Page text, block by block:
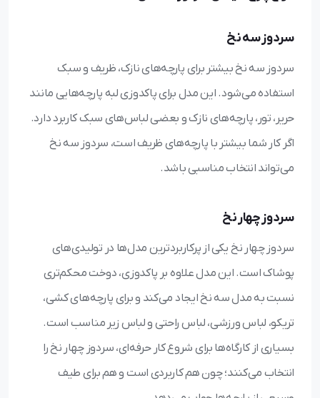
سردوز سه نخ
سردوز سه نخ بیشتر برای پارچه‌های نازک، ظریف و سبک
استفاده می‌شود. این مدل برای پاکدوزی لبه پارچه‌هایی مانند
حریر، تور، پارچه‌های نازک و بعضی لباس‌های سبک کاربرد دارد.
اگر کار شما بیشتر با پارچه‌های ظریف است، سردوز سه نخ
می‌تواند انتخاب مناسبی باشد.
سردوز چهار نخ
سردوز چهار نخ یکی از پرکاربردترین مدل‌ها در تولیدی‌های
پوشاک است. این مدل علاوه بر پاکدوزی، دوخت محکم‌تری
نسبت به مدل سه نخ ایجاد می‌کند و برای پارچه‌های کشی،
تریکو، لباس ورزشی، لباس راحتی و لباس زیر مناسب است.
بسیاری از کارگاه‌ها برای شروع کار حرفه‌ای، سردوز چهار نخ را
انتخاب می‌کنند؛ چون هم کاربردی است و هم برای طیف